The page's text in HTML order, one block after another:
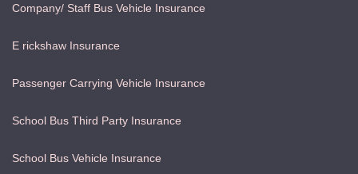
Company/ Staff Bus Vehicle Insurance
E rickshaw Insurance
Passenger Carrying Vehicle Insurance
School Bus Third Party Insurance
School Bus Vehicle Insurance